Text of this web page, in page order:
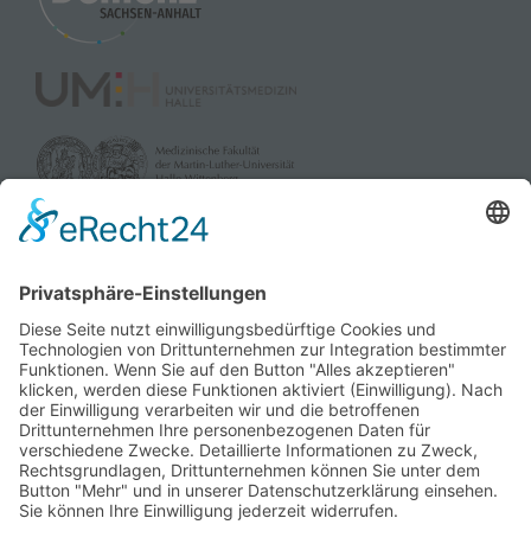
gefördert durch:
und die Landesverbände der Pflegekassen Sachsen-Anhalt
sowie dem Verband der Privaten Krankenversicherung e.V.